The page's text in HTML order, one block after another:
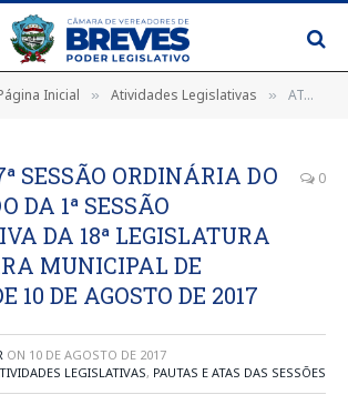
Inicial » Atividades Legislativas » ATA DA 37ª SESSÃO ORDINÁRIA DO 2º PERÍODO DA 1ª SESSÃO LEGISLATIVA DA 18ª LEGISLATURA DA CÂMARA MUNICIPAL DE BREVES, DE 10 DE AGOSTO DE 2017
SESSÃO ORDINÁRIA DO
DA 1ª SESSÃO
DA 18ª LEGISLATURA
MUNICIPAL DE
10 DE AGOSTO DE 2017
0
ON 10 DE AGOSTO DE 2017
LEGISLATIVAS, PAUTAS E ATAS DAS SESSÕES